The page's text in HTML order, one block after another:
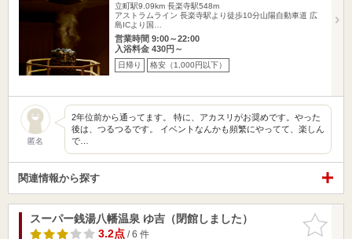
立町駅9.09km 長楽寺駅548m
アストラムライン 長楽寺駅より徒歩10分山陽自動車道 広
島ICより国…
営業時間 9:00～22:00
入浴料金 430円～
日帰り 格安（1,000円以下）
匿名
2年位前から通ってます。 特に、アカスリがお奨めです。やった
後は、つるつるです。 イベントなんかも頻繁にやってて、楽しん
で…
関連情報から探す
お気に入
りに追加
スーパー銭湯八幡温泉 ゆ吉（閉館しました）
3.2点/ 6 件